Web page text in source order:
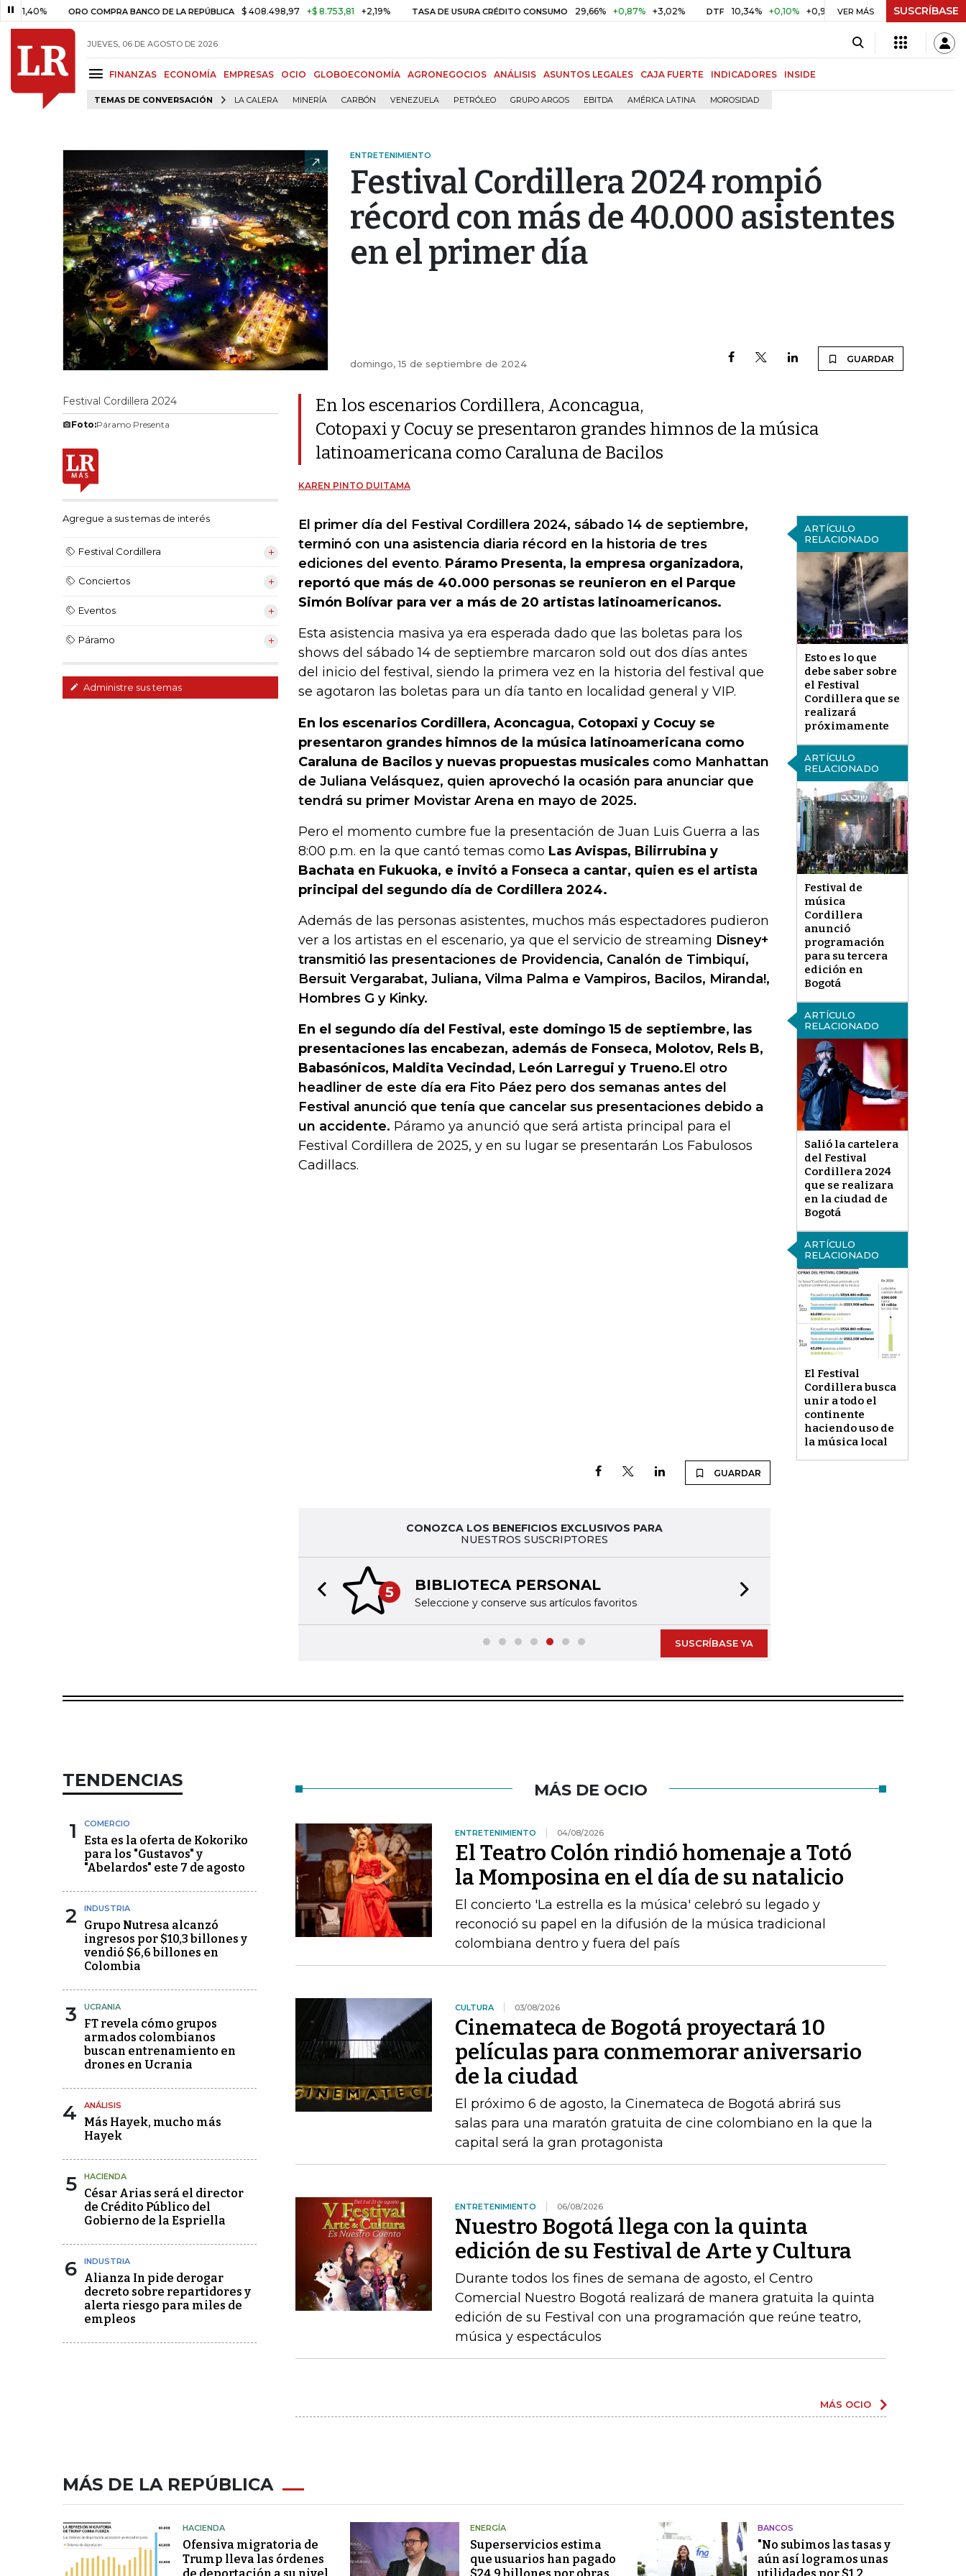
ORO COMPRA BANCO DE LA REPÚBLICA $ 408.498,97 +$ 8.753,81 +2,19% TASA DE USURA CRÉDITO CONSUMO 29,66% +0,87% +3,02% DTF 10,34% +0,10% +0,98% UVR $ 416,86 +$ 0,05 +0,01%
VER MÁS SUSCRÍBASE
JUEVES, 06 DE AGOSTO DE 2026
FINANZAS ECONOMÍA EMPRESAS OCIO GLOBOECONOMÍA AGRONEGOCIOS ANÁLISIS ASUNTOS LEGALES CAJA FUERTE INDICADORES INSIDE
TEMAS DE CONVERSACIÓN LA CALERA MINERÍA CARBÓN VENEZUELA PETRÓLEO GRUPO ARGOS EBITDA AMÉRICA LATINA MOROSIDAD
ENTRETENIMIENTO
Festival Cordillera 2024 rompió
récord con más de 40.000 asistentes
en el primer día
domingo, 15 de septiembre de 2024 GUARDAR
Festival Cordillera 2024
Foto:Páramo Presenta
Agregue a sus temas de interés
Festival Cordillera
Conciertos
Eventos
Páramo
Administre sus temas
En los escenarios Cordillera, Aconcagua,
Cotopaxi y Cocuy se presentaron grandes himnos de la música
latinoamericana como Caraluna de Bacilos
KAREN PINTO DUITAMA
ARTÍCULO
RELACIONADO
Esto es lo que
debe saber sobre
el Festival
Cordillera que se
realizará
próximamente
El primer día del Festival Cordillera 2024, sábado 14 de septiembre,
terminó con una asistencia diaria récord en la historia de tres
ediciones del evento. Páramo Presenta, la empresa organizadora,
reportó que más de 40.000 personas se reunieron en el Parque
Simón Bolívar para ver a más de 20 artistas latinoamericanos.
Esta asistencia masiva ya era esperada dado que las boletas para los
shows del sábado 14 de septiembre marcaron sold out dos días antes
del inicio del festival, siendo la primera vez en la historia del festival que
se agotaron las boletas para un día tanto en localidad general y VIP.
ARTÍCULO
RELACIONADO
Festival de
música
Cordillera
anunció
programación
para su tercera
edición en
Bogotá
En los escenarios Cordillera, Aconcagua, Cotopaxi y Cocuy se
presentaron grandes himnos de la música latinoamericana como
Caraluna de Bacilos y nuevas propuestas musicales como Manhattan
de Juliana Velásquez, quien aprovechó la ocasión para anunciar que
tendrá su primer Movistar Arena en mayo de 2025.
Pero el momento cumbre fue la presentación de Juan Luis Guerra a las
8:00 p.m. en la que cantó temas como Las Avispas, Bilirrubina y
Bachata en Fukuoka, e invitó a Fonseca a cantar, quien es el artista
principal del segundo día de Cordillera 2024.
ARTÍCULO
RELACIONADO
Salió la cartelera
del Festival
Cordillera 2024
que se realizara
en la ciudad de
Bogotá
Además de las personas asistentes, muchos más espectadores pudieron
ver a los artistas en el escenario, ya que el servicio de streaming Disney+
transmitió las presentaciones de Providencia, Canalón de Timbiquí,
Bersuit Vergarabat, Juliana, Vilma Palma e Vampiros, Bacilos, Miranda!,
Hombres G y Kinky.
ARTÍCULO
RELACIONADO
El Festival
Cordillera busca
unir a todo el
continente
haciendo uso de
la música local
En el segundo día del Festival, este domingo 15 de septiembre, las
presentaciones las encabezan, además de Fonseca, Molotov, Rels B,
Babasónicos, Maldita Vecindad, León Larregui y Trueno.El otro
headliner de este día era Fito Páez pero dos semanas antes del
Festival anunció que tenía que cancelar sus presentaciones debido a
un accidente. Páramo ya anunció que será artista principal para el
Festival Cordillera de 2025, y en su lugar se presentarán Los Fabulosos
Cadillacs.
GUARDAR
CONOZCA LOS BENEFICIOS EXCLUSIVOS PARA
NUESTROS SUSCRIPTORES
5 BIBLIOTECA PERSONAL
Seleccione y conserve sus artículos favoritos
Previous slide
SUSCRÍBASE YA
TENDENCIAS
1 COMERCIO
Esta es la oferta de Kokoriko
para los "Gustavos" y
"Abelardos" este 7 de agosto
2 INDUSTRIA
Grupo Nutresa alcanzó
ingresos por $10,3 billones y
vendió $6,6 billones en
Colombia
3 UCRANIA
FT revela cómo grupos
armados colombianos
buscan entrenamiento en
drones en Ucrania
4 ANÁLISIS
Más Hayek, mucho más
Hayek
5 HACIENDA
César Arias será el director
de Crédito Público del
Gobierno de la Espriella
6 INDUSTRIA
Alianza In pide derogar
decreto sobre repartidores y
alerta riesgo para miles de
empleos
MÁS DE OCIO
ENTRETENIMIENTO 04/08/2026
El Teatro Colón rindió homenaje a Totó
la Momposina en el día de su natalicio
El concierto 'La estrella es la música' celebró su legado y
reconoció su papel en la difusión de la música tradicional
colombiana dentro y fuera del país
CULTURA 03/08/2026
Cinemateca de Bogotá proyectará 10
películas para conmemorar aniversario
de la ciudad
El próximo 6 de agosto, la Cinemateca de Bogotá abrirá sus
salas para una maratón gratuita de cine colombiano en la que la
capital será la gran protagonista
ENTRETENIMIENTO 06/08/2026
Nuestro Bogotá llega con la quinta
edición de su Festival de Arte y Cultura
Durante todos los fines de semana de agosto, el Centro
Comercial Nuestro Bogotá realizará de manera gratuita la quinta
edición de su Festival con una programación que reúne teatro,
música y espectáculos
MÁS OCIO
MÁS DE LA REPÚBLICA
HACIENDA
Ofensiva migratoria de
Trump lleva las órdenes
ENERGÍA
Superservicios estima
que usuarios han pagado
BANCOS
"No subimos las tasas y
aún así logramos unas